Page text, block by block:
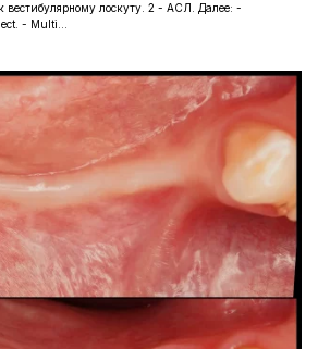
вестибулярному лоскуту. 2 - АСЛ. Далее: -
- Multi...